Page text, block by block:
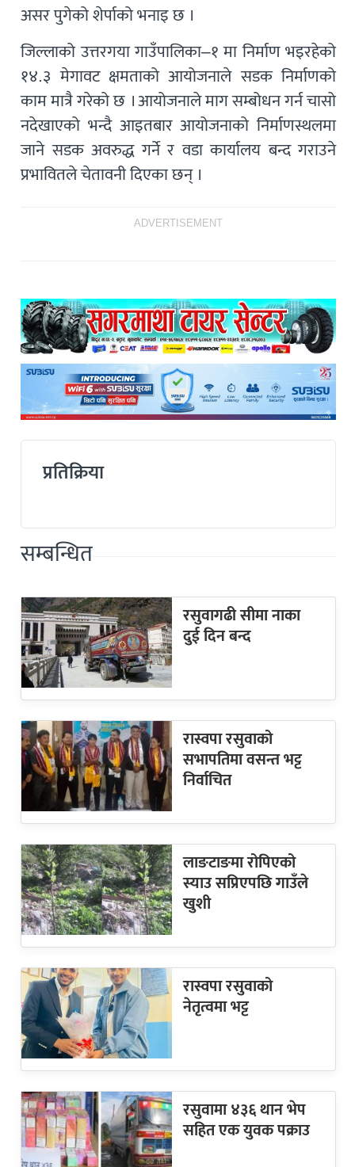
असर पुगेको शेर्पाको भनाइ छ ।
जिल्लाको उत्तरगया गाउँपालिका–१ मा निर्माण भइरहेको
१४.३ मेगावट क्षमताको आयोजनाले सडक निर्माणको
काम मात्रै गरेको छ । आयोजनाले माग सम्बोधन गर्न चासो
नदेखाएको भन्दै आइतबार आयोजनाको निर्माणस्थलमा
जाने सडक अवरुद्ध गर्ने र वडा कार्यालय बन्द गराउने
प्रभावितले चेतावनी दिएका छन् ।
ADVERTISEMENT
प्रतिक्रिया
सम्बन्धित
रसुवागढी सीमा नाका
दुई दिन बन्द
रास्वपा रसुवाको
सभापतिमा वसन्त भट्ट
निर्वाचित
लाङटाङमा रोपिएको
स्याउ सप्रिएपछि गाउँले
खुशी
रास्वपा रसुवाको
नेतृत्वमा भट्ट
रसुवामा ४३६ थान भेप
सहित एक युवक पक्राउ